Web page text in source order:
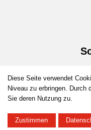
©2026 Wiga CNC
Diese Seite verwendet
Niveau zu erbringen. Durch
Sie deren Nutzung zu.
Zustimmen